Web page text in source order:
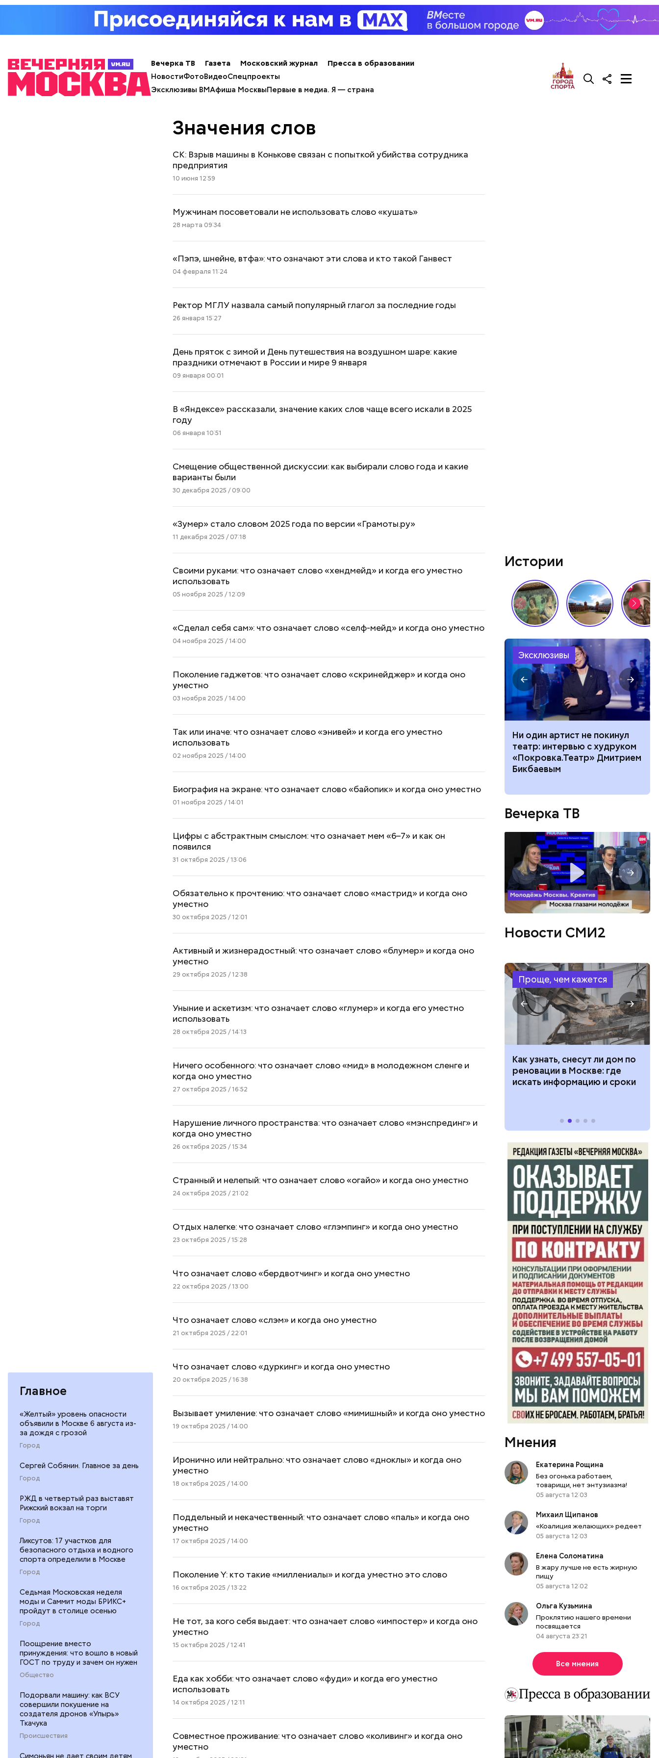
Вечерка ТВ Газета Московский журнал
Пресса в образовании
НовостиФотоВидеоСпецпроекты
Эксклюзивы ВМАфиша МосквыПервые в медиа. Я — страна
Главное
«Желтый» уровень опасности
объявили в Москве 6 августа из-
за дождя с грозой
Город
Сергей Собянин. Главное за день
Город
РЖД в четвертый раз выставят
Рижский вокзал на торги
Город
Ликсутов: 17 участков для
безопасного отдыха и водного
спорта определили в Москве
Город
Седьмая Московская неделя
моды и Саммит моды БРИКС+
пройдут в столице осенью
Город
Поощрение вместо
принуждения: что вошло в новый
ГОСТ по труду и зачем он нужен
Общество
Подорвали машину: как ВСУ
совершили покушение на
создателя дронов «Упырь»
Ткачука
Происшествия
Значения слов
СК: Взрыв машины в Конькове связан с попыткой убийства сотрудника
предприятия
10 июня 12:59
Мужчинам посоветовали не использовать слово «кушать»
28 марта 09:34
«Пэпэ, шнейне, втфа»: что означают эти слова и кто такой Ганвест
04 февраля 11:24
Ректор МГЛУ назвала самый популярный глагол за последние годы
26 января 15:27
День пряток с зимой и День путешествия на воздушном шаре: какие
праздники отмечают в России и мире 9 января
09 января 00:01
В «Яндексе» рассказали, значение каких слов чаще всего искали в 2025
году
06 января 10:51
Смещение общественной дискуссии: как выбирали слово года и какие
варианты были
30 декабря 2025 / 09:00
«Зумер» стало словом 2025 года по версии «Грамоты.ру»
11 декабря 2025 / 07:18
Своими руками: что означает слово «хендмейд» и когда его уместно
использовать
05 ноября 2025 / 12:09
«Сделал себя сам»: что означает слово «селф-мейд» и когда оно уместно
04 ноября 2025 / 14:00
Поколение гаджетов: что означает слово «скринейджер» и когда оно
уместно
03 ноября 2025 / 14:00
Так или иначе: что означает слово «энивей» и когда его уместно
использовать
02 ноября 2025 / 14:00
Биография на экране: что означает слово «байопик» и когда оно уместно
01 ноября 2025 / 14:01
Цифры с абстрактным смыслом: что означает мем «6–7» и как он
появился
31 октября 2025 / 13:06
Обязательно к прочтению: что означает слово «мастрид» и когда оно
уместно
30 октября 2025 / 12:01
Активный и жизнерадостный: что означает слово «блумер» и когда оно
уместно
29 октября 2025 / 12:38
Уныние и аскетизм: что означает слово «глумер» и когда его уместно
использовать
28 октября 2025 / 14:13
Ничего особенного: что означает слово «мид» в молодежном сленге и
когда оно уместно
27 октября 2025 / 16:52
Нарушение личного пространства: что означает слово «мэнспрединг» и
когда оно уместно
26 октября 2025 / 15:34
Странный и нелепый: что означает слово «огайо» и когда оно уместно
24 октября 2025 / 21:02
Отдых налегке: что означает слово «глэмпинг» и когда оно уместно
23 октября 2025 / 15:28
Что означает слово «бердвотчинг» и когда оно уместно
22 октября 2025 / 13:00
Что означает слово «слэм» и когда оно уместно
21 октября 2025 / 22:01
Что означает слово «дуркинг» и когда оно уместно
20 октября 2025 / 16:38
Вызывает умиление: что означает слово «мимишный» и когда оно уместно
19 октября 2025 / 14:00
Иронично или нейтрально: что означает слово «дноклы» и когда оно
уместно
18 октября 2025 / 14:00
Поддельный и некачественный: что означает слово «паль» и когда оно
уместно
17 октября 2025 / 14:00
Поколение Y: кто такие «миллениалы» и когда уместно это слово
16 октября 2025 / 13:22
Не тот, за кого себя выдает: что означает слово «импостер» и когда оно
уместно
15 октября 2025 / 12:41
Еда как хобби: что означает слово «фуди» и когда его уместно
использовать
14 октября 2025 / 12:11
Совместное проживание: что означает слово «коливинг» и когда оно
уместно
Истории
Эксклюзивы
Поощрение вместо
принуждения: что вошло в
новый ГОСТ по труду и зачем
он нужен
Период повышенного риска:
делать с 12 по 28 августа
Ни один артист не покинул
театр: интервью с худруком
«Покровка.Театр» Дмитрием
Бикбаевым
Вечерка ТВ
Новости СМИ2
Проще, чем кажется
Как поменять батареи дома и
не получить штраф
рублей от государства при
документы
Как узнать, снесут ли дом по
реновации в Москве: где
искать информацию и сроки
Мнения
Екатерина Рощина
Без огонька работаем,
товарищи, нет энтузиазма!
05 августа 12:03
Михаил Щипанов
«Коалиция желающих» редеет
05 августа 12:03
Елена Соломатина
В жару лучше не есть жирную
пищу
05 августа 12:02
Ольга Кузьмина
Проклятию нашего времени
посвящается
04 августа 23:21
Все мнения